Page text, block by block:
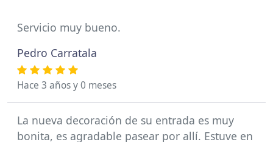
Servicio muy bueno.
Pedro Carratala
Hace 3 años y 0 meses
La nueva decoración de su entrada es muy
bonita, es agradable pasear por allí. Estuve en